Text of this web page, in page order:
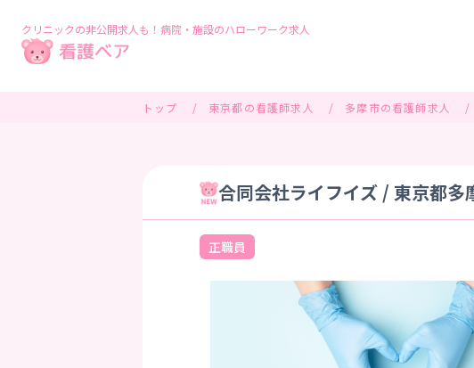
クリニックの非公開求人も！病院・施設のハローワーク求人
トップ 東京都の看護師求人 多摩市の看護師求人
合同会社ライフイズ / 東京都多
正職員